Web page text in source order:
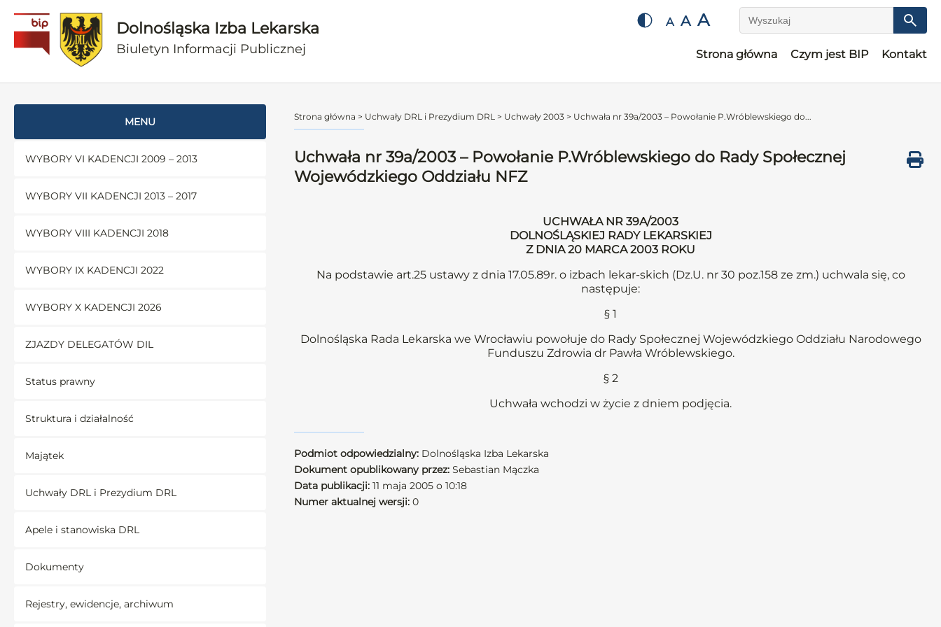
Dolnośląska Izba Lekarska
Biuletyn Informacji Publicznej
A A A Wyszukaj
Strona główna Czym jest BIP Kontakt
MENU
WYBORY VI KADENCJI 2009 – 2013
WYBORY VII KADENCJI 2013 – 2017
WYBORY VIII KADENCJI 2018
WYBORY IX KADENCJI 2022
WYBORY X KADENCJI 2026
ZJAZDY DELEGATÓW DIL
Status prawny
Struktura i działalność
Majątek
Uchwały DRL i Prezydium DRL
Apele i stanowiska DRL
Dokumenty
Rejestry, ewidencje, archiwum
Strona główna > Uchwały DRL i Prezydium DRL > Uchwały 2003 > Uchwała nr 39a/2003 – Powołanie P.Wróblewskiego do...
Uchwała nr 39a/2003 – Powołanie P.Wróblewskiego do Rady Społecznej
Wojewódzkiego Oddziału NFZ
UCHWAŁA NR 39A/2003
DOLNOŚLĄSKIEJ RADY LEKARSKIEJ
Z DNIA 20 MARCA 2003 ROKU
Na podstawie art.25 ustawy z dnia 17.05.89r. o izbach lekar-skich (Dz.U. nr 30 poz.158 ze zm.) uchwala się, co
następuje:
§ 1
Dolnośląska Rada Lekarska we Wrocławiu powołuje do Rady Społecznej Wojewódzkiego Oddziału Narodowego
Funduszu Zdrowia dr Pawła Wróblewskiego.
§ 2
Uchwała wchodzi w życie z dniem podjęcia.
Podmiot odpowiedzialny: Dolnośląska Izba Lekarska
Dokument opublikowany przez: Sebastian Mączka
Data publikacji: 11 maja 2005 o 10:18
Numer aktualnej wersji: 0